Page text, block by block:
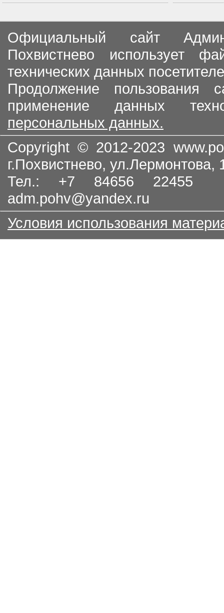
Официальный сайт
Похвистнево использует
технических данных
Продолжение пользования
применение данных
персональных данных.
Copyright © 2012-2023
г.Похвистнево, ул.Лермонтова,
Тел.: +7 84656
adm.pohv@yandex.ru
Условия использования